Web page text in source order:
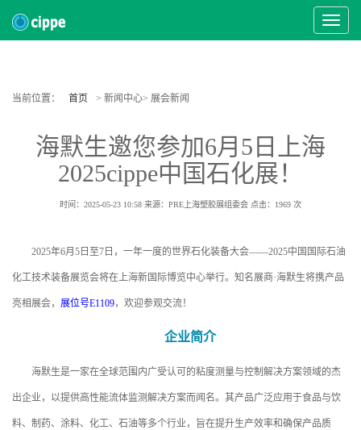
Toggle
当前位置： 首页 > 新闻中心> 展会新闻
海默生邀您参加6月5日上海
2025cippe中国石化展！
时间：2025-05-23 10:58 来源：PRE上海塑胶展组委会 点击： 1969 次
2025年6月5日至7日，一年一度的世界石化装备大会——2025中国国际石油
化工技术装备展览会将在上海新国际博览中心举行。知名展商·海默生将携产品
亮相展会， 展位号E1109，欢迎参观交流！
企业简介
海默生是一家在全球范围内广受认可的粘度测量与控制解决方案领域的杰
出企业，以提供高性能流体监测解决方案而闻名。其产品广泛应用于食品与饮
料、制药、涂料、化工、石油等多个行业，旨在提升生产效率和确保产品质